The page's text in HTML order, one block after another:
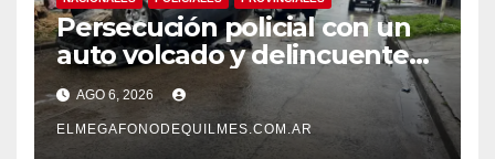
Persecución policial con un
auto volcado y delincuentes
detenidos en San Francisco
Solano
AGO 6, 2026
ELMEGAFONODEQUILMES.COM.AR